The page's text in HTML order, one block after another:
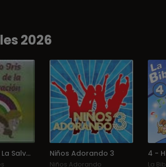
2026
El Arco Iris De La Salvacion Niños Adorando 3
Niños Adorando
La